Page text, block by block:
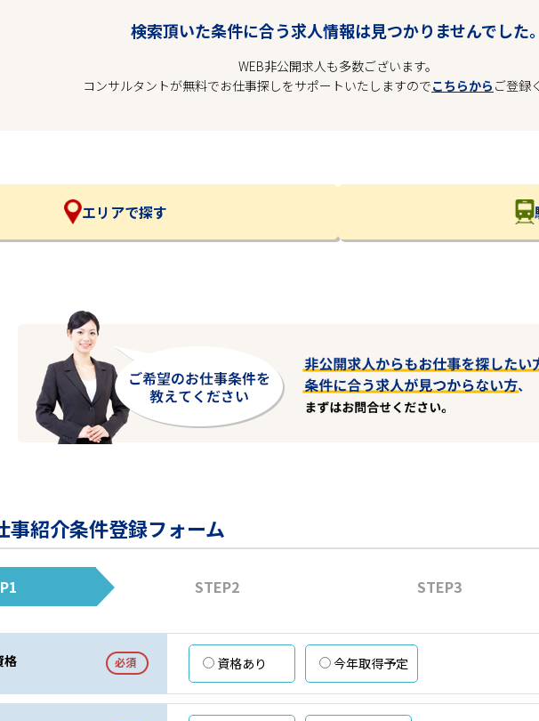
検索頂いた条件に合う求人情報は見つかりませんでした。
WEB非公開求人も多数ございます。
コンサルタントが無料でお仕事探しをサポートいたしますのでこちらから ご登録
エリアで探す
事紹介条件登録フォーム
STEP2 STEP3
格 必須 資格あり 今年取得予定